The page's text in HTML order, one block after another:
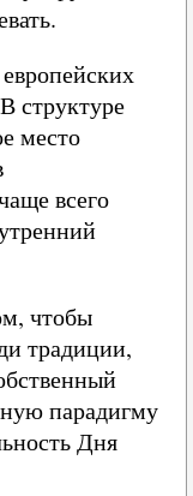
структуре
место
всего
чтобы
традиции,
парадигму
Дня